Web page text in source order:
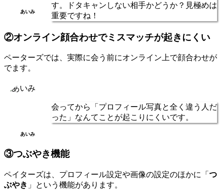
あいみ
す。ドタキャンしない相手かどうか？見極めは
重要ですね！
②オンライン顔合わせでミスマッチが起きにくい
ペーターズでは、実際に会う前にオンライン上で顔合わせが
でます。
あいみ
会ってから「プロフィール写真と全く違う人だ
った」なんてことが起こりにくいです。
③つぶやき機能
ペイターズは、プロフィール設定や画像の設定のほかに「 つ
ぶやき 」という機能があります。